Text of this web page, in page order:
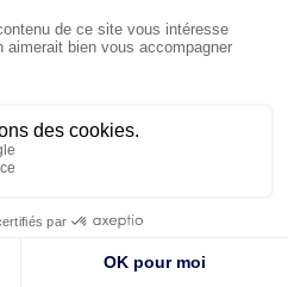
à 13h00, depuis le parvis
de Paris, l’annonce de la